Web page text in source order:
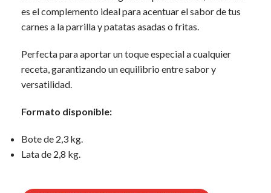
es el complemento ideal para acentuar el sabor de tus
carnes a la parrilla y patatas asadas o fritas.
Perfecta para aportar un toque especial a cualquier
receta, garantizando un equilibrio entre sabor y
versatilidad.
Formato disponible:
Bote de 2,3 kg.
Lata de 2,8 kg.